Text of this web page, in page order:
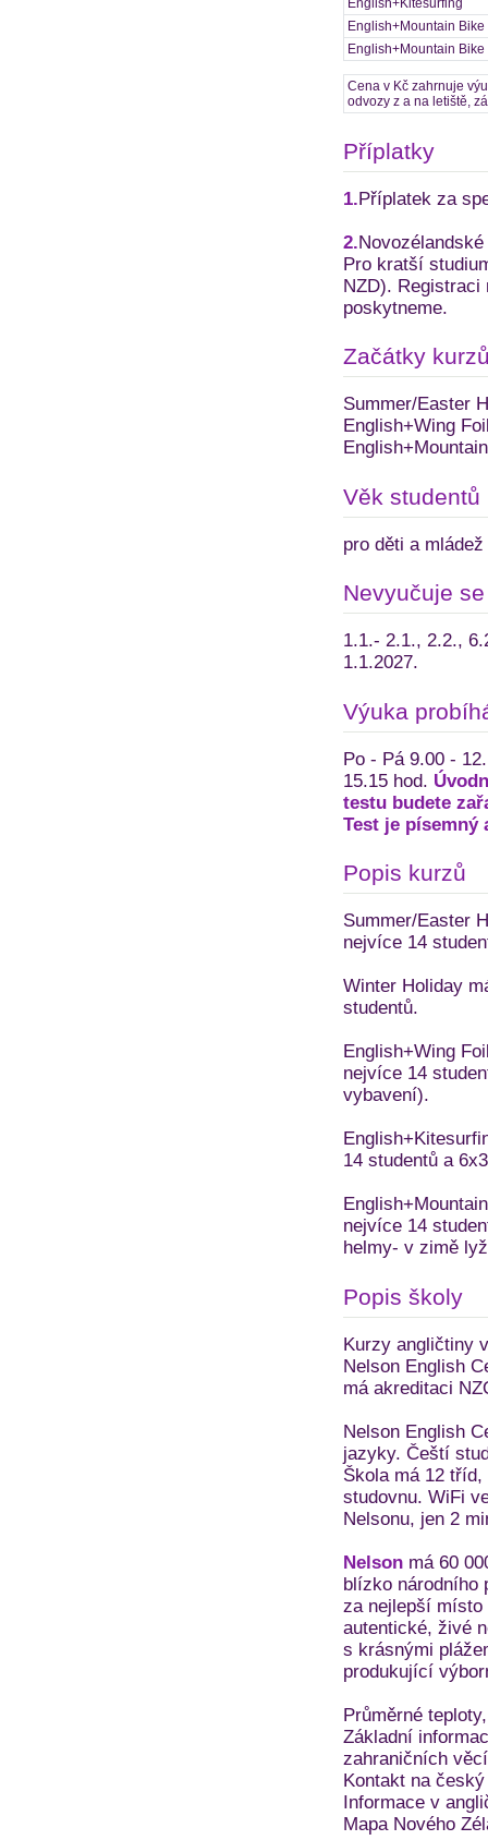
English+Kitesurfing
English+Mountain
English+Mountain Bike
Cena v Kč zahrnuje
odvozy z a na letiště,
Příplatky
1.Příplatek za
2.
Pro kratší
NZD).
poskytneme.
Začátky
Summer/Easter
English+Wing
Věk studentů
pro děti a
Nevyučuje se
1.1.- 2.1., 2.2.,
1.1.2027.
Výuka
Po - Pá 9.00 -
15.15 hod.
testu budete
Test je písemný
Popis kurzů
Summer/Easter
nejvíce 14
Winter Holiday
studentů.
English+Wing
nejvíce 14
vybavení).
14 studentů a
nejvíce 14
helmy- v zimě
Popis školy
Kurzy angličtiny
Nelson English
má akreditaci
Nelson English
jazyky. Čeští
Škola má 12
studovnu. WiFi
Nelsonu, jen 2
Nelsonmá 60
blízko národního
za nejlepší místo
autentické, živé
s krásnými
produkující
Průměrné
Základní
zahraničních
Kontakt na
Informace v
Mapa Nového